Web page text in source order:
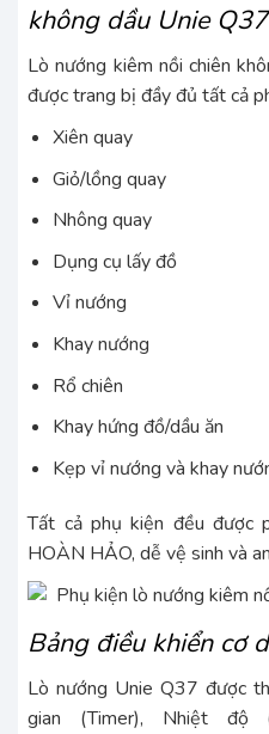
không dầu Unie Q37
Lò nướng kiêm nồi chiên
được trang bị đầy đủ tất cả
Xiên quay
Giỏ/lồng quay
Nhông quay
Dụng cụ lấy đồ
Vỉ nướng
Khay nướng
Rổ chiên
Khay hứng đồ/dầu ăn
Kẹp vỉ nướng và khay
Tất cả phụ kiện đều được
HOÀN HẢO, dễ vệ sinh và
Bảng điều khiển cơ
Lò nướng Unie Q37 được
gian (Timer), Nhiệt độ